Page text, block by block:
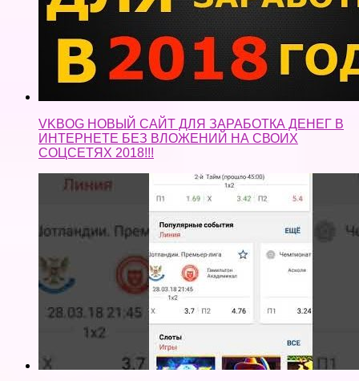
Заработок на 1xbet «мобильное приложение» +
подарок для всех.